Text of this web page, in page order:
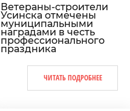
Ветераны-строители
Усинска отмечены
муниципальными
наградами в честь
профессионального
праздника
ЧИТАТЬ ПОДРОБНЕЕ